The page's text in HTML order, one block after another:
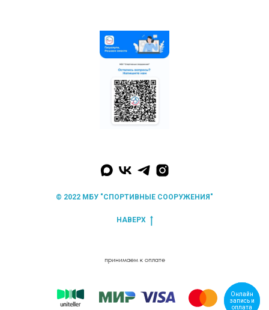
Онлайн
запись и
оплата
Онлайн
запись и
оплата
© 2022 МБУ "СПОРТИВНЫЕ СООРУЖЕНИЯ"
НАВЕРХ
принимаем к оплате